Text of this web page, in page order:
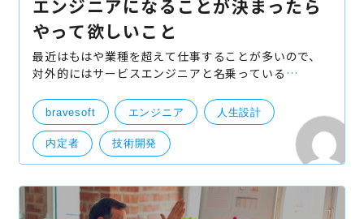
エンジニアになることが決まったら
やって欲しいこと
最近はもはや業種を超えて仕事することが多いので、
対外的にはサービスエンジニアと名乗っている
ている人のよくある質問「入社までにやっておいたほ
うがいいこと
bravesoft エンジニア 人生設計
内定者 技術開発